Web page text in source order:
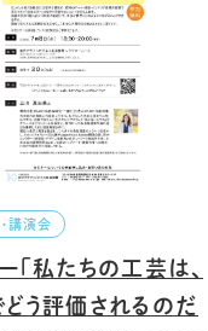
講演会
「私たちの工芸は、
う評価されるのだ